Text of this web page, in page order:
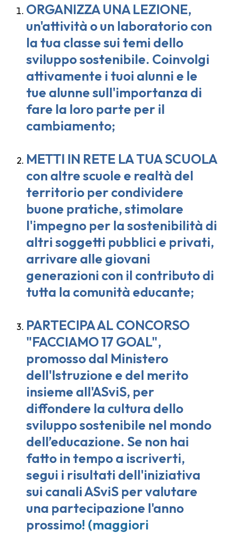
ORGANIZZA UNA LEZIONE,
un'attività o un laboratorio con
la tua classe sui temi dello
sviluppo sostenibile. Coinvolgi
attivamente i tuoi alunni e le
tue alunne sull'importanza di
fare la loro parte per il
cambiamento;
METTI IN RETE LA TUA SCUOLA
con altre scuole e realtà del
territorio per condividere
buone pratiche, stimolare
l'impegno per la sostenibilità di
altri soggetti pubblici e privati,
arrivare alle giovani
generazioni con il contributo di
tutta la comunità educante;
PARTECIPA AL CONCORSO
"FACCIAMO 17 GOAL",
promosso dal Ministero
dell'Istruzione e del merito
insieme all'ASviS, per
diffondere la cultura dello
sviluppo sostenibile nel mondo
dell’educazione. Se non hai
fatto in tempo a iscriverti,
segui i risultati dell'iniziativa
sui canali ASviS per valutare
una partecipazione l'anno
prossimo! (maggiori